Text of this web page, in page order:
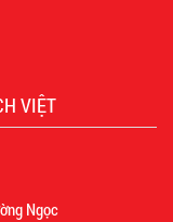
VIỆT
Ngọc